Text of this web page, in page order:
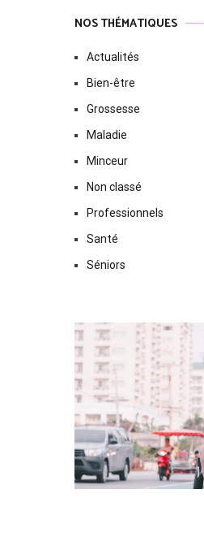
NOS THÉMATIQUES
Actualités
Bien-être
Grossesse
Maladie
Minceur
Non classé
Professionnels
Santé
Séniors